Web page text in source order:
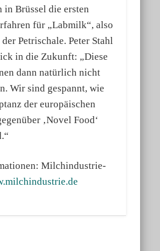
in Brüssel die ersten
für „Labmilk“, also
Petrischale. Peter Stahl
in die Zukunft: „Diese
dann natürlich nicht
Wir sind gespannt, wie
der europäischen
‚Novel Food‘
Milchindustrie-